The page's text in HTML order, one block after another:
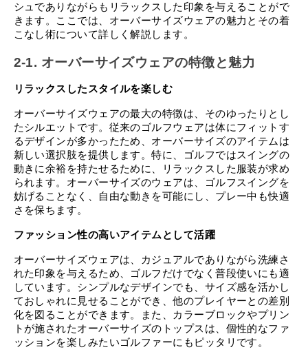
シュでありながらもリラックスした印象を与えることがで
きます。ここでは、オーバーサイズウェアの魅力とその着
こなし術について詳しく解説します。
2-1. オーバーサイズウェアの特徴と魅力
リラックスしたスタイルを楽しむ
オーバーサイズウェアの最大の特徴は、そのゆったりとし
たシルエットです。従来のゴルフウェアは体にフィットす
るデザインが多かったため、オーバーサイズのアイテムは
新しい選択肢を提供します。特に、ゴルフではスイングの
動きに余裕を持たせるために、リラックスした服装が求め
られます。オーバーサイズのウェアは、ゴルフスイングを
妨げることなく、自由な動きを可能にし、プレー中も快適
さを保ちます。
ファッション性の高いアイテムとして活躍
オーバーサイズウェアは、カジュアルでありながら洗練さ
れた印象を与えるため、ゴルフだけでなく普段使いにも適
しています。シンプルなデザインでも、サイズ感を活かし
ておしゃれに見せることができ、他のプレイヤーとの差別
化を図ることができます。また、カラーブロックやプリン
トが施されたオーバーサイズのトップスは、個性的なファ
ッションを楽しみたいゴルファーにもピッタリです。